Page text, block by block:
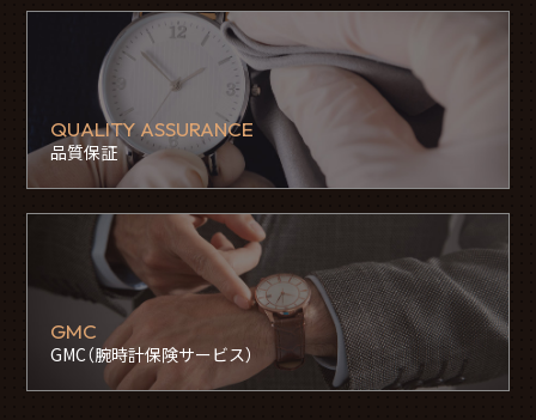
QUALITY ASSURANCE
品質保証
GMC
GMC（腕時計保険サービス）